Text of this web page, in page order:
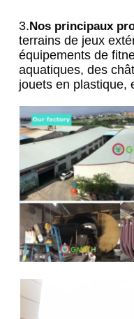
3. Nos principaux
terrains de jeux
équipements de
aquatiques, des
jouets en plastique,